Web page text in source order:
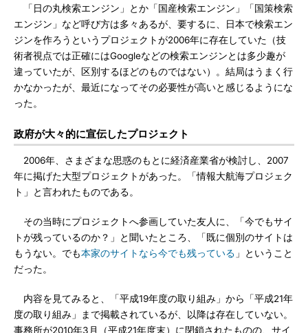
「日の丸検索エンジン」とか「国産検索エンジン」「国策検索
エンジン」など呼び方は多々あるが、要するに、日本で検索エン
ジンを作ろうというプロジェクトが2006年に存在していた（技
術者視点では正確にはGoogleなどの検索エンジンとは多少趣が
違っていたが、区別するほどのものではない）。結局はうまく行
かなかったが、最近になってその必要性が高いと感じるようにな
った。
政府が大々的に宣伝したプロジェクト
2006年、さまざまな思惑のもとに経済産業省が検討し、2007
年に掲げた大型プロジェクトがあった。「情報大航海プロジェク
ト」と言われたものである。
その当時にプロジェクトへ参画していた友人に、「今でもサイ
トが残っているのか？」と聞いたところ、「既に個別のサイトは
もうない。でも本家のサイトなら今でも残っている 」ということ
だった。
内容を見てみると、「平成19年度の取り組み」から「平成21年
度の取り組み」まで掲載されているが、以降は存在していない。
事務所が2010年3月（平成21年度末）に閉鎖されたものの、サイ